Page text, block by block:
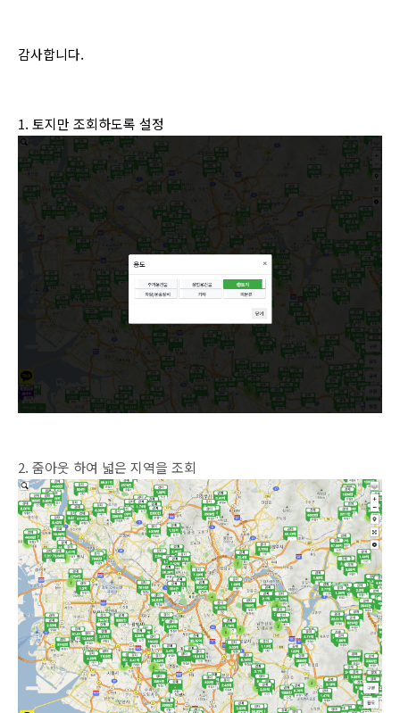
감사합니다.
1. 토지만 조회하도록 설정
2. 줌아웃 하여 넓은 지역을 조회